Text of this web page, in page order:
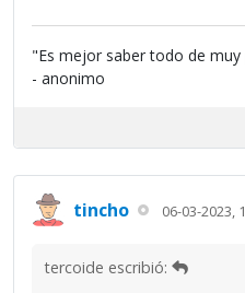
"Es mejor saber todo de
- anonimo
tincho 06-03-2023,
tercoide escribió: